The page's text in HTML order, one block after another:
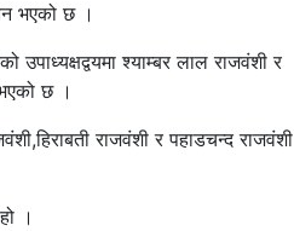
भएको छ ।
श्याम्बर लाल राजवंशी र
छ ।
राजवंशी र पहाडचन्द राजवंशी
।